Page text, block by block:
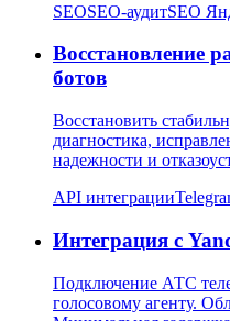
SEOSEO-аудитSEO
Восстановление
ботов
Восстановить
диагностика,
надежности и
API интеграции
Интеграция с
Подключение АТС
голосовому агенту.